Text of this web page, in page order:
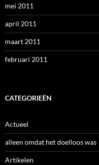
mei 2011
april 2011
maart 2011
februari 2011
CATEGORIEËN
Actueel
alleen omdat het doelloos was
Artikelen